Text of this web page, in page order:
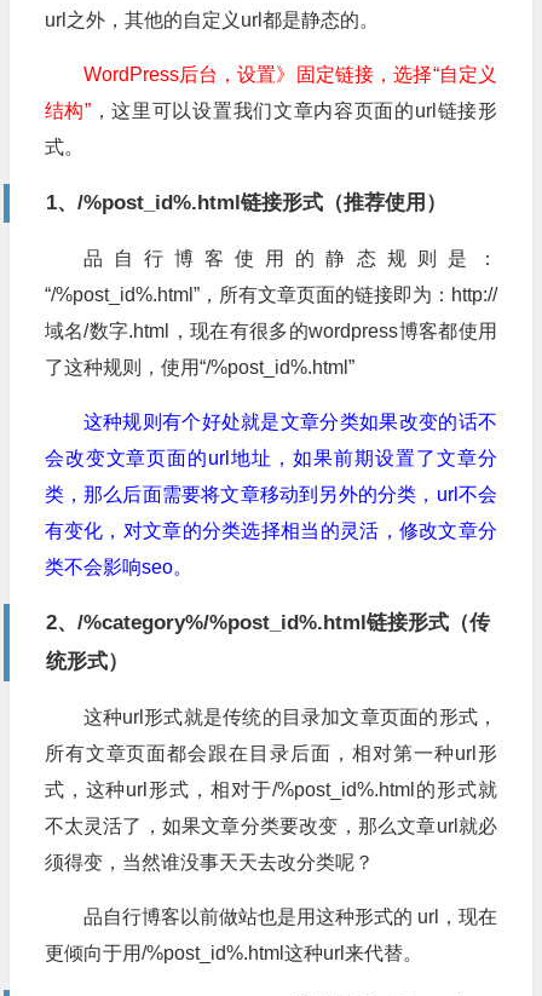
url之外，其他的自定义url都是静态的。
WordPress后台，设置》固定链接，选择“自定义
结构” ，这里可以设置我们文章内容页面的url链接形
式。
1、/%post_id%.html链接形式（推荐使用）
品自行博客使用的静态规则是：
“/%post_id%.html”，所有文章页面的链接即为：http://
域名/数字.html，现在有很多的wordpress博客都使用
了这种规则，使用“/%post_id%.html”
这种规则有个好处就是文章分类如果改变的话不
会改变文章页面的url地址，如果前期设置了文章分
类，那么后面需要将文章移动到另外的分类，url不会
有变化，对文章的分类选择相当的灵活，修改文章分
类不会影响seo。
2、/%category%/%post_id%.html链接形式（传
统形式）
这种url形式就是传统的目录加文章页面的形式，
所有文章页面都会跟在目录后面，相对第一种url形
式，这种url形式，相对于/%post_id%.html的形式就
不太灵活了，如果文章分类要改变，那么文章url就必
须得变，当然谁没事天天去改分类呢？
品自行博客以前做站也是用这种形式的 url，现在
更倾向于用/%post_id%.html这种url来代替。